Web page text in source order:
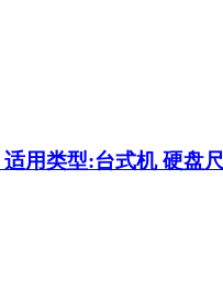
适用类型:台式机 硬盘